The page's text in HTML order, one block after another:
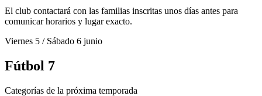
El club contactará con las familias inscritas unos días antes para
comunicar horarios y lugar exacto.
Viernes 5 / Sábado 6 junio
Fútbol 7
Categorías de la próxima temporada